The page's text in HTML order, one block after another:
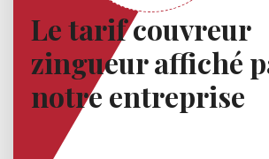
Le tarif couvreur
zingueur affiché
notre entreprise